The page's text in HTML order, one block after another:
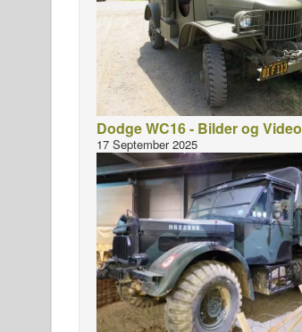
Dodge WC16 - Bilder og Video
17 September 2025